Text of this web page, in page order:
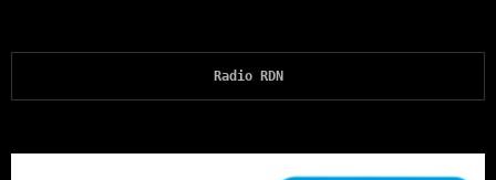
Radio RDN